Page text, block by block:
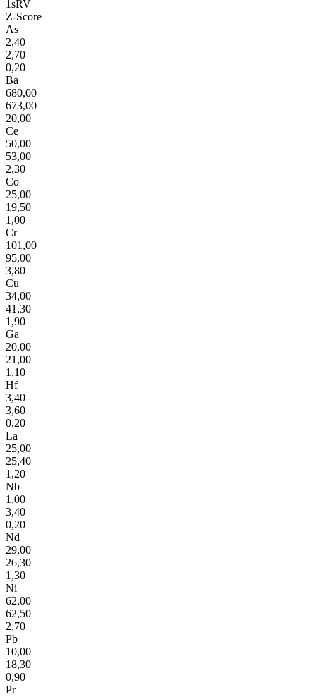
1sRV
Z-Score
As
2,40
2,70
0,20
Ba
680,00
673,00
20,00
Ce
50,00
53,00
2,30
Co
25,00
19,50
1,00
Cr
101,00
95,00
3,80
Cu
34,00
41,30
1,90
Ga
20,00
21,00
1,10
Hf
3,40
3,60
0,20
La
25,00
25,40
1,20
Nb
1,00
3,40
0,20
Nd
29,00
26,30
1,30
Ni
62,00
62,50
2,70
Pb
10,00
18,30
0,90
Pr